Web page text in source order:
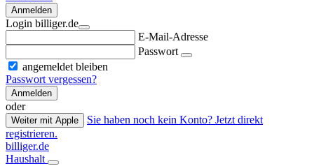
Anmelden
Login billiger.de
E-Mail-Adresse
Passwort
angemeldet bleiben
Passwort vergessen?
Anmelden
oder
Weiter mit Apple
Sie haben noch kein Konto? Jetzt direkt
registrieren.
billiger.de
Haushalt